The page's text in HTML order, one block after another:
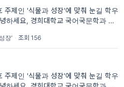
예지 8호 (13)
#식물 (4)
#성장 (4)
나에게 보내는 편지 (4)
주제인 '식물과 성장'에 맞춰 눈길 학우
하세요, 경희대학교 국어국문학과 창
워내기를 바라며 매학기 독립문예지를
장' · 조회 156
주제인 '식물과 성장'에 맞춰 눈길 학우